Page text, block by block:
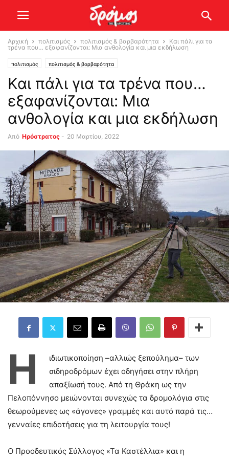
Αρχική πολιτισμός πολιτισμός & βαρβαρότητα
Και πάλι για τα
τρένα που… εξαφανίζονται: Μια ανθολογία και μια εκδήλωση
πολιτισμός πολιτισμός & βαρβαρότητα
Και πάλι για τα τρένα που…
εξαφανίζονται: Μια
ανθολογία και μια εκδήλωση
Από Ηρόστρατος - 20 Μαρτίου, 2022
Η
ιδιωτικοποίηση –αλλιώς ξεπούλημα– των
σιδηροδρόμων έχει οδηγήσει στην πλήρη
απαξίωσή τους. Από τη Θράκη ως την
Πελοπόννησο μειώνονται συνεχώς τα δρομολόγια στις
θεωρούμενες ως «άγονες» γραμμές και αυτό παρά τις…
γενναίες επιδοτήσεις για τη λειτουργία τους!
O Προοδευτικός Σύλλογος «Τα Καστέλλια» και η